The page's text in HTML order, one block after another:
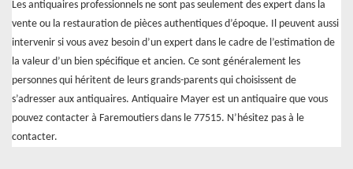
Les antiquaires professionnels ne sont pas seulement des expert dans la
vente ou la restauration de pièces authentiques d’époque. Il peuvent aussi
intervenir si vous avez besoin d’un expert dans le cadre de l’estimation de
la valeur d’un bien spécifique et ancien. Ce sont généralement les
personnes qui héritent de leurs grands-parents qui choisissent de
s’adresser aux antiquaires. Antiquaire Mayer est un antiquaire que vous
pouvez contacter à Faremoutiers dans le 77515. N’hésitez pas à le
contacter.